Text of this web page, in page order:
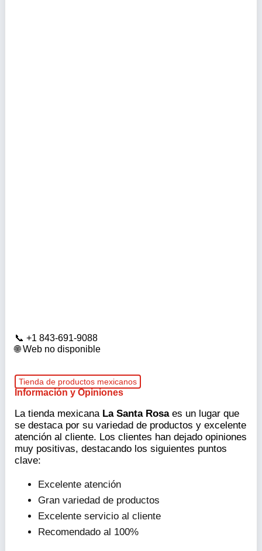
+1 843-691-9088
Web no disponible
Tienda de productos mexicanos
Información y Opiniones
La tienda mexicana La Santa Rosaes un lugar que
se destaca por su variedad de productos y excelente
atención al cliente. Los clientes han dejado opiniones
muy positivas, destacando los siguientes puntos
clave:
Excelente atención
Gran variedad de productos
Excelente servicio al cliente
Recomendado al 100%